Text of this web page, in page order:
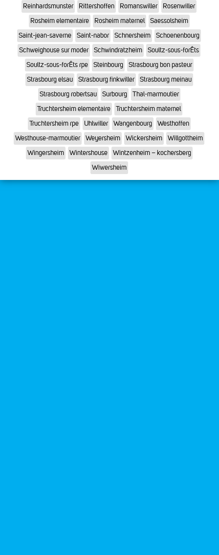
Reinhardsmunster
Rittershoffen Romanswiller
Rosenwiller
Rosheim elementaire
Rosheim maternel
Saessolsheim
Saint-jean-saverne
Saint-nabor Schnersheim
Schoenenbourg
Schweighouse sur moder
Schwindratzheim
Soultz-sous-forÊts
Soultz-sous-forÊts rpe
Steinbourg
Strasbourg bon pasteur
Strasbourg elsau
Strasbourg finkwiller
Strasbourg meinau
Strasbourg robertsau
Surbourg
Thal-marmoutier
Truchtersheim elementaire
Truchtersheim maternel
Truchtersheim rpe
Uhlwiller Wangenbourg
Westhoffen
Westhouse-marmoutier
Weyersheim Wickersheim
Willgottheim
Wingersheim
Wintershouse
Wintzenheim – kochersberg
Wiwersheim